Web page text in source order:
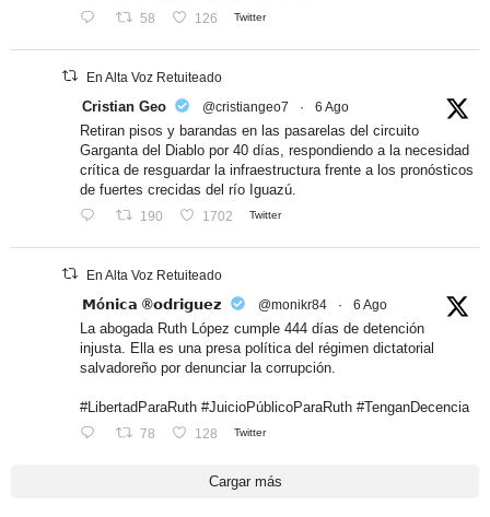
58 126 Twitter
En Alta Voz Retuiteado
Cristian Geo @cristiangeo7 · 6 Ago
Retiran pisos y barandas en las pasarelas del circuito
Garganta del Diablo por 40 días, respondiendo a la necesidad
crítica de resguardar la infraestructura frente a los pronósticos
de fuertes crecidas del río Iguazú.
190 1702 Twitter
En Alta Voz Retuiteado
𝗠ó𝗻𝗶𝗰𝗮 ®𝗼𝗱𝗿𝗶𝗴𝘂𝗲𝘇 @monikr84 · 6 Ago
La abogada Ruth López cumple 444 días de detención
injusta. Ella es una presa política del régimen dictatorial
salvadoreño por denunciar la corrupción.
#LibertadParaRuth #JuicioPúblicoParaRuth #TenganDecencia
78 128 Twitter
Cargar más